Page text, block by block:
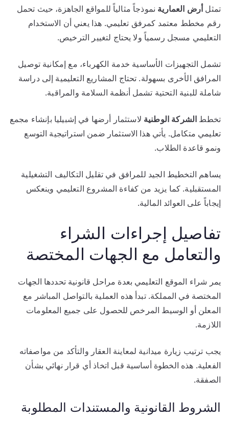
تمثلأرض العمارية نموذجاً مثالياً للمواقع الجاهزة، حيث تحمل
رقم مخطط معتمد كمرفق تعليمي. هذا يعني أن الاستخدام
التعليمي مسجل رسمياً ولا يحتاج لتغيير الترخيص.
تشمل التجهيزات الأساسية خدمة الكهرباء، مع إمكانية توصيل
المرافق الأخرى بسهولة. تحتاج المشاريع التعليمية إلى دراسة
شاملة للبنية التحتية تشمل أنظمة السلامة والمراقبة.
تخطط الشركة الوطنية لاستثمار أرضها في إشبيليا بإنشاء مجمع
تعليمي متكامل. يأتي هذا الاستثمار ضمن استراتيجية التوسع
ونمو قاعدة الطلاب.
يساهم التخطيط الجيد للمرافق في تقليل التكاليف التشغيلية
المستقبلية. كما يزيد من كفاءة المشروع التعليمي وينعكس
إيجاباً على العوائد المالية.
تفاصيل إجراءات الشراء
والتعامل مع الجهات المختصة
يمر شراء الموقع التعليمي بعدة مراحل قانونية تحددها الجهات
المختصة في المملكة. تبدأ هذه العملية بالتواصل المباشر مع
المعلن أو الوسيط المرخص للحصول على جميع المعلومات
اللازمة.
يجب ترتيب زيارة ميدانية لمعاينة العقار والتأكد من مواصفاته
الفعلية. هذه الخطوة أساسية قبل اتخاذ أي قرار نهائي بشأن
الصفقة.
الشروط القانونية والمستندات المطلوبة